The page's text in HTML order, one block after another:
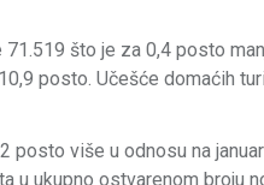
što je za 0,4 posto
posto. Učešće domaćih
posto više u odnosu na
u ukupno ostvarenom broju